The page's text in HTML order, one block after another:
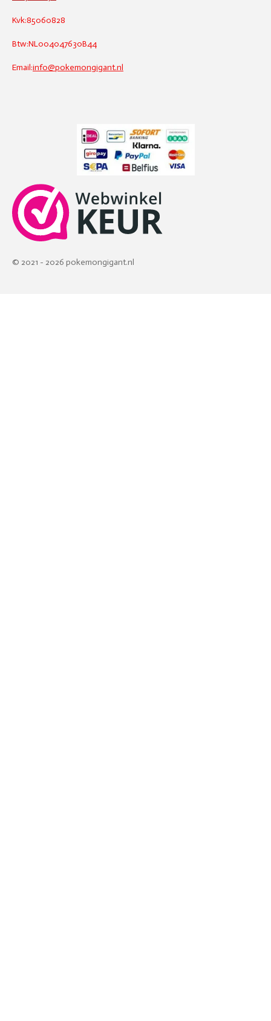
Kvk:85060828
Btw:NL004047630B44
Email:info@pokemongigant.nl
© 2021 - 2026 pokemongigant.nl